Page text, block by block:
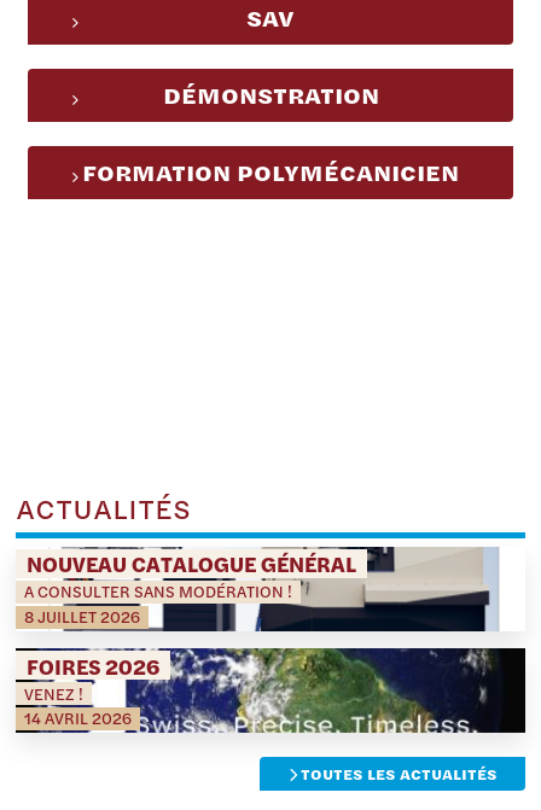
SAV
DÉMONSTRATION
FORMATION POLYMÉCANICIEN
ACTUALITÉS
NOUVEAU CATALOGUE GÉNÉRAL
A CONSULTER SANS MODÉRATION !
8 JUILLET 2026
FOIRES 2026
VENEZ !
14 AVRIL 2026
TOUTES LES ACTUALITÉS